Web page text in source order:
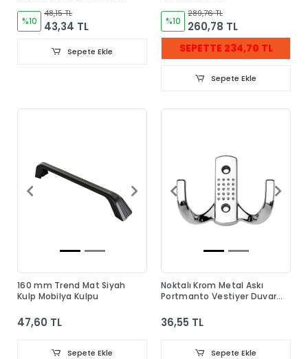
%10
48,15 TL
43,34 TL
Sepete Ekle
%10
289,76 TL
260,78 TL
SEPETTE 234,70 TL
Sepete Ekle
160 mm Trend Mat Siyah
Kulp Mobilya Kulpu
47,60 TL
Sepete Ekle
Noktalı Krom Metal Askı
Portmanto Vestiyer Duvar
36,55 TL
Sepete Ekle